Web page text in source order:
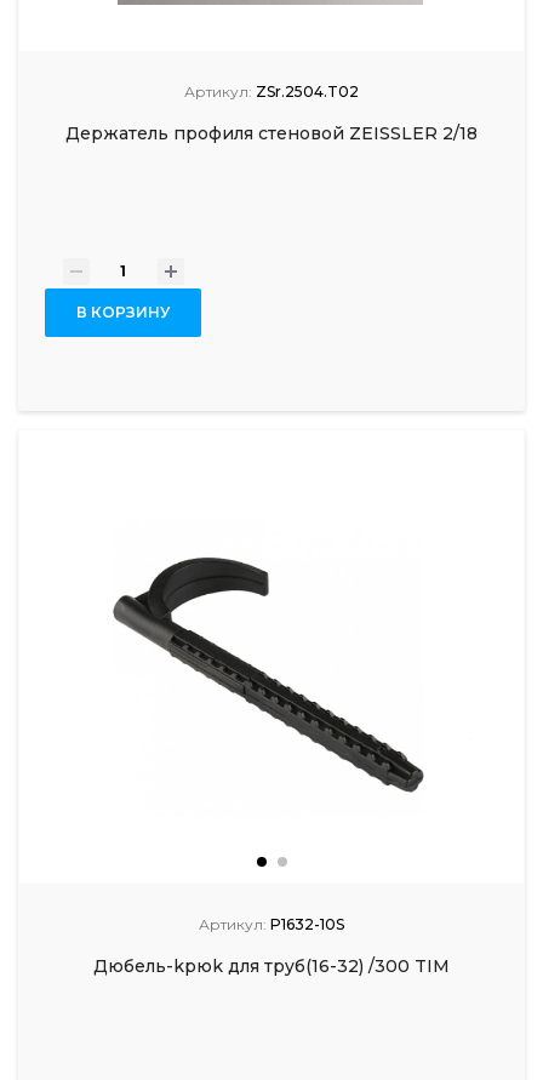
Артикул: ZSr.2504.T02
Держатель профиля стеновой ZEISSLER 2/18
- +
В КОРЗИНУ
Артикул: P1632-10S
Дюбeль-kpюk для тpyб(16-32) /300 TIM